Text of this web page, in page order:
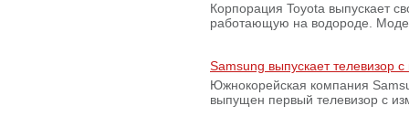
Корпорация Toyota выпускает
работающую на водороде.
Samsung выпускает телевизор
Южнокорейская компания
выпущен первый телевизор с